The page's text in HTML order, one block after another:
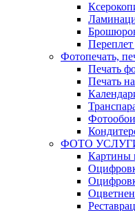
Фотопечать,
Печать
Печать
Фотообои
ФОТО
Картины